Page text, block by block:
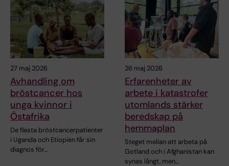
27 maj 2026
Avhandling om
bröstcancer hos
unga kvinnor i
Östafrika
De flesta bröstcancerpatienter
i Uganda och Etiopien får sin
diagnos för…
26 maj 2026
Erfarenheter av
arbete i katastrofer
utomlands stärker
beredskap på
hemmaplan
Steget mellan att arbeta på
Gotland och i Afghanistan kan
synas långt, men…